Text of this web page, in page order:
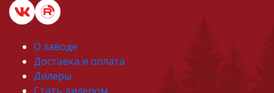
О заводе
Доставка и оплата
Дилеры